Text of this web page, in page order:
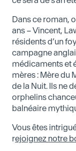
Dans ce roman,
ans – Vincent,
résidents d’un
campagne
médicaments et
mères : Mère du
de la Nuit. Ils ne
orphelins
balnéaire
Vous êtes
rejoignez notre